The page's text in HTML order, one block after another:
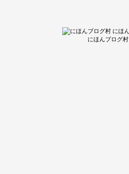
にほんブログ村